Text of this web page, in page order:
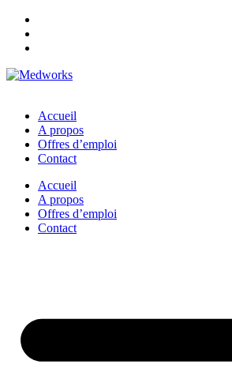
Accueil
A propos
Offres d’emploi
Contact
Accueil
A propos
Offres d’emploi
Contact